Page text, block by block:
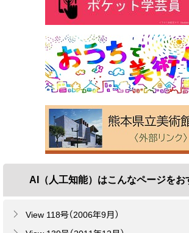
AI（人工知能）はこんなページをお
View 118号（2006年9月）